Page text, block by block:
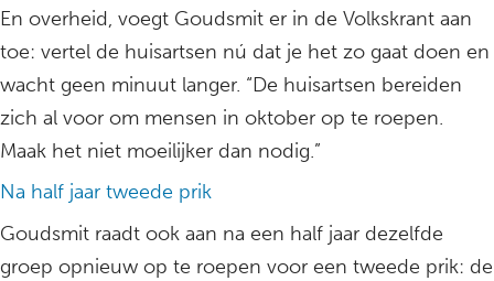
En overheid, voegt Goudsmit er in de Volkskrant aan
toe: vertel de huisartsen nú dat je het zo gaat doen en
wacht geen minuut langer. “De huisartsen bereiden
zich al voor om mensen in oktober op te roepen.
Maak het niet moeilijker dan nodig.”
Na half jaar tweede prik
Goudsmit raadt ook aan na een half jaar dezelfde
groep opnieuw op te roepen voor een tweede prik: de